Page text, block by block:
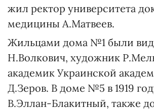
жил ректор университета
медицины А.Матвеев.
Жильцами дома №1 были
Н.Волкович, художник
академик Украинской
Д.Зеров. В доме №5 в 1919
В.Эллан-Блакитный, также